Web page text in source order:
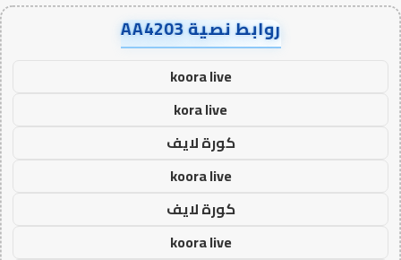
روابط نصية AA4203
koora live
kora live
كورة لايف
koora live
كورة لايف
koora live